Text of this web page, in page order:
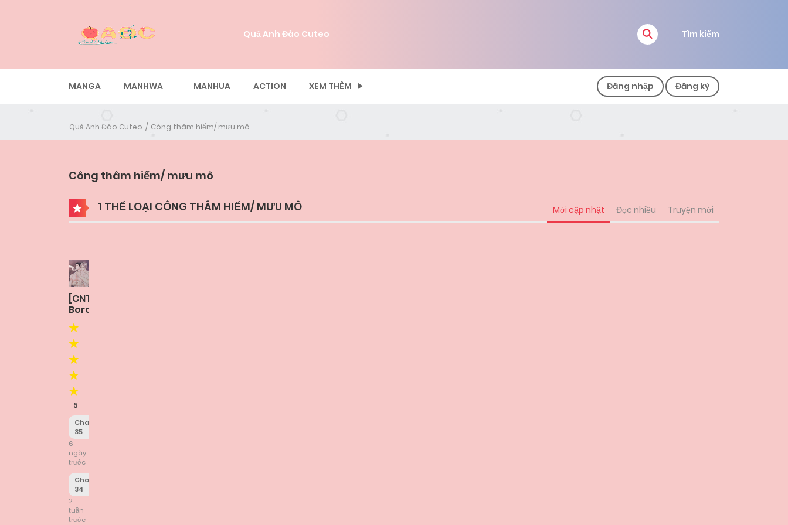
Quả Anh Đào Cuteo Tìm kiếm
MANGA MANHWA MANHUA ACTION XEM THÊM Đăng nhập Đăng ký
Quả Anh Đào Cuteo Công thâm hiểm/ mưu mô
Công thâm hiểm/ mưu mô
1 THỂ LOẠI CÔNG THÂM HIỂM/ MƯU MÔ Mới cập nhật Đọc nhiều Truyện mới
[CNT]
Borderline
5
Chapter
35
6
ngày
trước
Chapter
34
2
tuần
trước